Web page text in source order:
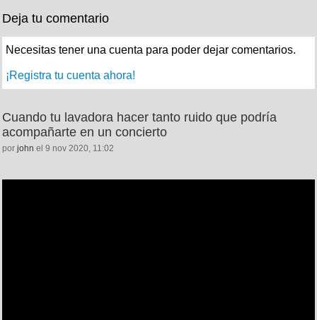
Deja tu comentario
Necesitas tener una cuenta para poder dejar comentarios.
¡Registra tu cuenta ahora!
Cuando tu lavadora hacer tanto ruido que podría
acompañarte en un concierto
por john el 9 nov 2020, 11:02